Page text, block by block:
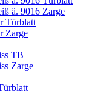
ä. 9016 Zarge
Türblatt
Zarge
TB
Zarge